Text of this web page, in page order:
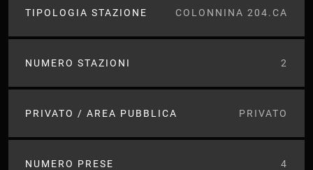
TIPOLOGIA STAZIONE COLONNINA 204.CA
NUMERO STAZIONI 2
PRIVATO / AREA PUBBLICA PRIVATO
NUMERO PRESE 4